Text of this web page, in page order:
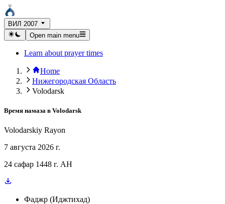
ВИЛ 2007
Open main menu
Learn about prayer times
Home
Нижегородская Область
Volodarsk
Время намаза в Volodarsk
Volodarskiy Rayon
7 августа 2026 г.
24 сафар 1448 г. AH
Фаджр (Иджтихад)